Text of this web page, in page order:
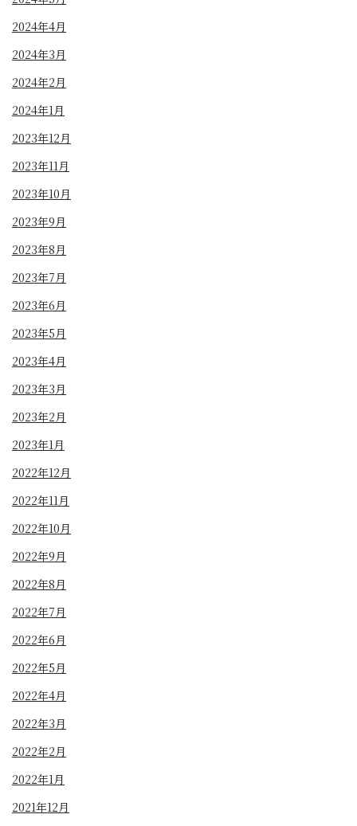
2024年4月
2024年3月
2024年2月
2024年1月
2023年12月
2023年11月
2023年10月
2023年9月
2023年8月
2023年7月
2023年6月
2023年5月
2023年4月
2023年3月
2023年2月
2023年1月
2022年12月
2022年11月
2022年10月
2022年9月
2022年8月
2022年7月
2022年6月
2022年5月
2022年4月
2022年3月
2022年2月
2022年1月
2021年12月